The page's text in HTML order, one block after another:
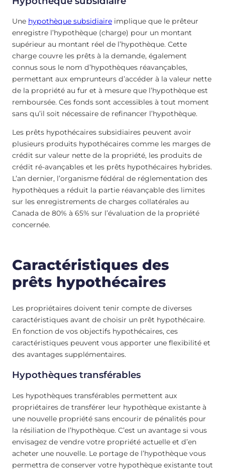
Une hypothèque subsidiaire implique que le prêteur
enregistre l’hypothèque (charge) pour un montant
supérieur au montant réel de l’hypothèque. Cette
charge couvre les prêts à la demande, également
connus sous le nom d’hypothèques réavançables,
permettant aux emprunteurs d’accéder à la valeur nette
de la propriété au fur et à mesure que l’hypothèque est
remboursée. Ces fonds sont accessibles à tout moment
sans qu’il soit nécessaire de refinancer l’hypothèque.
Les prêts hypothécaires subsidiaires peuvent avoir
plusieurs produits hypothécaires comme les marges de
crédit sur valeur nette de la propriété, les produits de
crédit ré-avançables et les prêts hypothécaires hybrides.
L’an dernier, l’organisme fédéral de réglementation des
hypothèques a réduit la partie réavançable des limites
sur les enregistrements de charges collatérales au
Canada de 80% à 65% sur l’évaluation de la propriété
concernée.
Caractéristiques des
prêts hypothécaires
Les propriétaires doivent tenir compte de diverses
caractéristiques avant de choisir un prêt hypothécaire.
En fonction de vos objectifs hypothécaires, ces
caractéristiques peuvent vous apporter une flexibilité et
des avantages supplémentaires.
Hypothèques transférables
Les hypothèques transférables permettent aux
propriétaires de transférer leur hypothèque existante à
une nouvelle propriété sans encourir de pénalités pour
la résiliation de l’hypothèque. C’est un avantage si vous
envisagez de vendre votre propriété actuelle et d’en
acheter une nouvelle. Le portage de l’hypothèque vous
permettra de conserver votre hypothèque existante tout